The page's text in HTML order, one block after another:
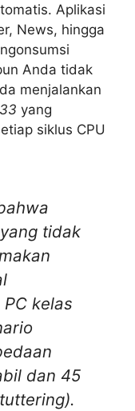
Aplikasi
News, hingga
Anda tidak
menjalankan
yang
siklus CPU
tidak
kelas
dan 45